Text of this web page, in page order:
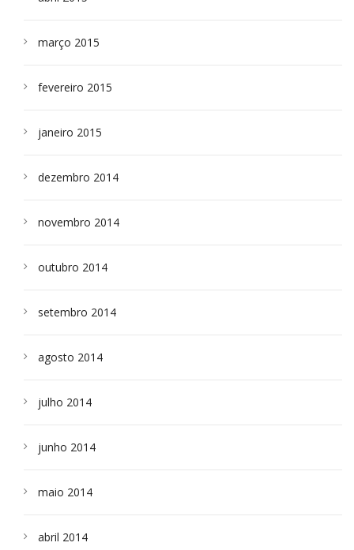
março 2015
fevereiro 2015
janeiro 2015
dezembro 2014
novembro 2014
outubro 2014
setembro 2014
agosto 2014
julho 2014
junho 2014
maio 2014
abril 2014